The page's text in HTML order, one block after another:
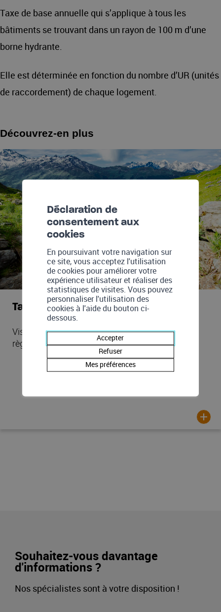
Taxe de base annuelle qui s’applique à tous les
bâtiments se trouvant dans un rayon de 100 m d’une
borne hydrante.
Elle est déterminée en fonction du nombre d’UR (unités
de raccordement) de chaque logement.
Découvrez-en plus
Tarifs Eau Val de Bagnes
Visualiser les tarifs d'eau appliqués selon le
règlement de la Commune de Val de Bagnes.
Souhaitez-vous davantage
d'informations ?
Nos spécialistes sont à votre disposition !
Déclaration de
consentement aux
cookies
En poursuivant votre navigation sur
ce site, vous acceptez l'utilisation
de cookies pour améliorer votre
expérience utilisateur et réaliser des
statistiques de visites. Vous pouvez
personnaliser l'utilisation des
cookies à l'aide du bouton ci-
dessous.
Accepter
Refuser
Mes préférences